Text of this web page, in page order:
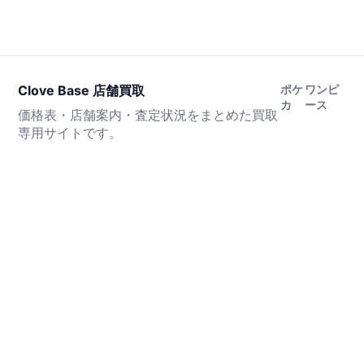
Clove Base 店舗買取
価格表・店舗案内・査定状況をまとめた買取
専用サイトです。
ポケ
カ
ワンピ
ース